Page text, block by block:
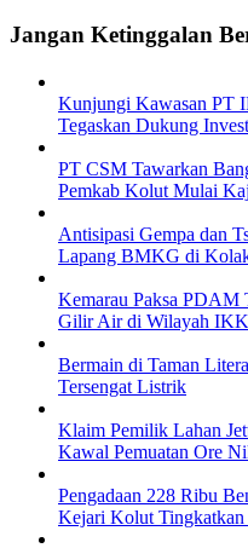
Jangan Ketinggalan
Kunjungi Kawasan PT
Tegaskan Dukung
PT CSM Tawarkan
Pemkab Kolut Mulai
Antisipasi Gempa dan
Lapang BMKG di
Kemarau Paksa PDAM
Gilir Air di Wilayah
Bermain di Taman
Tersengat Listrik
Klaim Pemilik Lahan
Kawal Pemuatan Ore
Pengadaan 228 Ribu
Kejari Kolut Tingkatkan